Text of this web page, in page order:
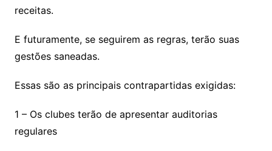
receitas.
E futuramente, se seguirem as regras, terão suas
gestões saneadas.
Essas são as principais contrapartidas exigidas:
1 – Os clubes terão de apresentar auditorias
regulares